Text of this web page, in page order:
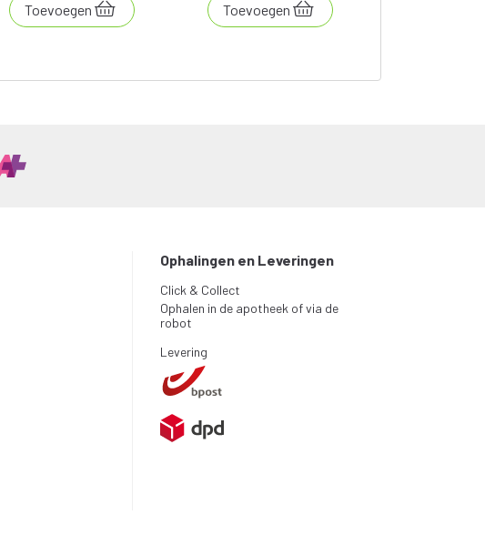
Toevoegen Toevoegen
Ophalingen en Leveringen
Click & Collect
Ophalen in de apotheek of via de
robot
Levering